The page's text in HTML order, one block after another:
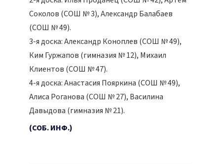
Соколов (СОШ № 3), Александр Балабаев
(СОШ № 49).
3-я доска: Александр Коноплев (СОШ № 49),
Ким Гуржапов (гимназия № 12), Михаил
Клиентов (СОШ № 47).
4-я доска: Анастасия Пояркина (СОШ № 49),
Алиса Роганова (СОШ № 27), Василина
Давыдова (гимназия № 21).
(СОБ. ИНФ.)